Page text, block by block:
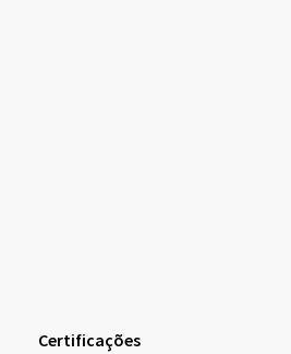
Certificações